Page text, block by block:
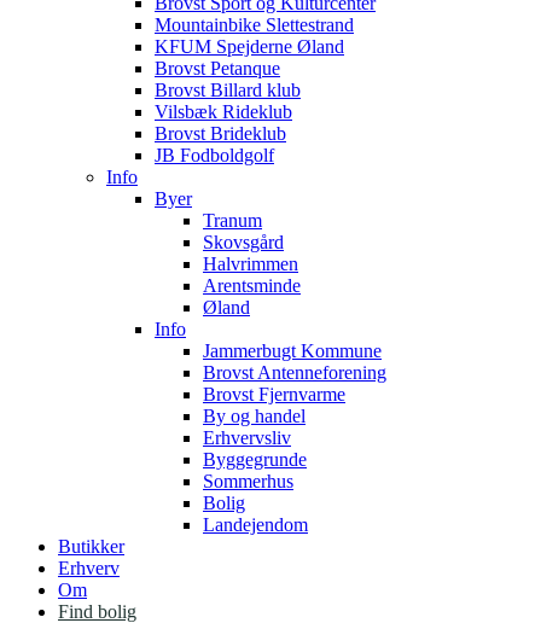
Mountainbike Slettestrand
KFUM Spejderne Øland
Brovst Petanque
Brovst Billard klub
Vilsbæk Rideklub
Brovst Brideklub
JB Fodboldgolf
Info
Byer
Tranum
Skovsgård
Halvrimmen
Arentsminde
Øland
Info
Jammerbugt Kommune
Brovst Antenneforening
Brovst Fjernvarme
By og handel
Erhvervsliv
Byggegrunde
Sommerhus
Bolig
Landejendom
Butikker
Erhverv
Om
Find bolig